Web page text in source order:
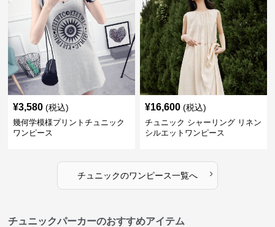
¥3,580 (税込)
幾何学模様プリントチュニック
ワンピース
¥16,600 (税込)
チュニック シャーリング リネン
シルエットワンピース
チュニックのワンピース一覧へ ›
チュニックパーカーのおすすめアイテム